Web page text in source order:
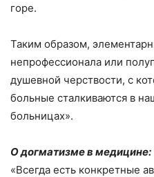
горе.
Таким образом,
непрофессионала или
душевной черствости, с
больные сталкиваются в
больницах».
О догматизме в медицине:
«Всегда есть конкретные